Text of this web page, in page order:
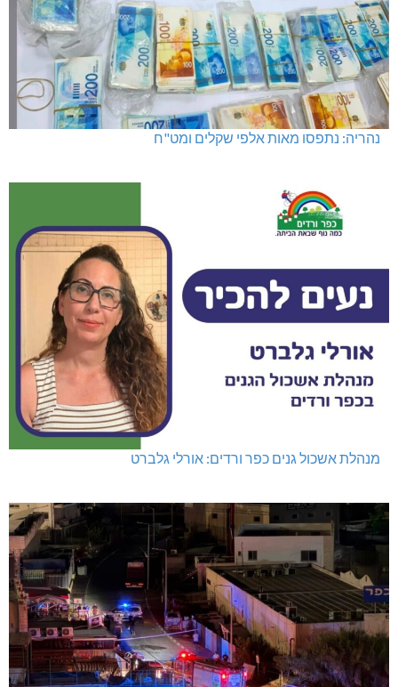
נהריה: נתפסו מאות אלפי שקלים ומט"ח
מנהלת אשכול גנים כפר ורדים: אורלי גלברט